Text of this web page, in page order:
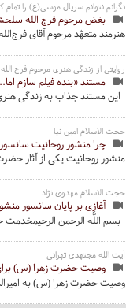
نگرانم نتوانم سریال موسی(ع) را تمام
بغض مرحوم فرج الله
هنرمند متعهّد مرحوم آقای
روایتی از زندگی هنری مرحوم فرج
مستند «بنده فیلم سازم
این مستند جذاب به زندگی
حجت الاسلام امین نیا
چرا منشور روحانیت
منشور روحانیت یکی از آثار
حجت الاسلام مهدوی نژاد
آغازی بر پایان سانسور
بسم اللَّه الرحمن
آیت الله مجتهدی تهرانی
وصیت حضرت زهرا (س)
وصیت حضرت زهرا (س) به